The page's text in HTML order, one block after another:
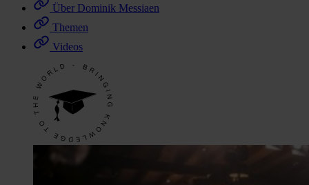
Über Dominik Messiaen
Themen
Videos